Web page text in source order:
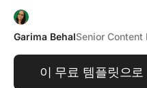
Garima BehalSenior Content
이 무료 템플릿으